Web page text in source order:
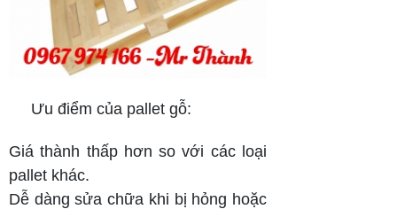
Ưu điểm của pallet gỗ:
Giá thành thấp hơn so với các loại
pallet khác.
Dễ dàng sửa chữa khi bị hỏng hoặc